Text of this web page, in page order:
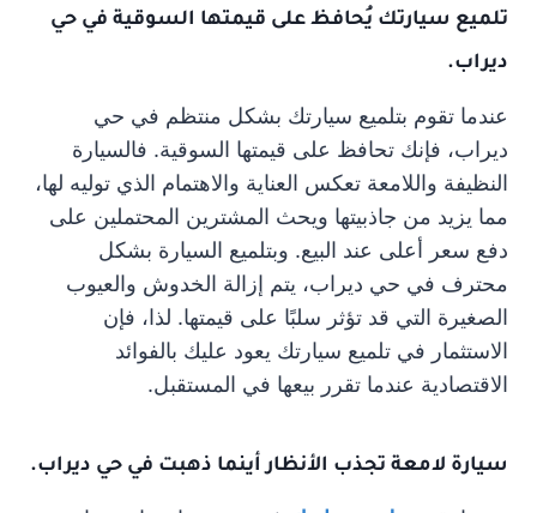
تلميع سيارتك يُحافظ على قيمتها السوقية في حي
ديراب.
عندما تقوم بتلميع سيارتك بشكل منتظم في حي
ديراب، فإنك تحافظ على قيمتها السوقية. فالسيارة
النظيفة واللامعة تعكس العناية والاهتمام الذي توليه لها،
مما يزيد من جاذبيتها ويحث المشترين المحتملين على
دفع سعر أعلى عند البيع. وبتلميع السيارة بشكل
محترف في حي ديراب، يتم إزالة الخدوش والعيوب
الصغيرة التي قد تؤثر سلبًا على قيمتها. لذا، فإن
الاستثمار في تلميع سيارتك يعود عليك بالفوائد
الاقتصادية عندما تقرر بيعها في المستقبل.
سيارة لامعة تجذب الأنظار أينما ذهبت في حي ديراب.